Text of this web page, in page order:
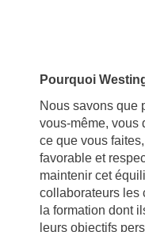
Pourquoi
Nous savons que
vous-même, vous
ce que vous
favorable et
maintenir cet
collaborateurs les
la formation dont
leurs objectifs